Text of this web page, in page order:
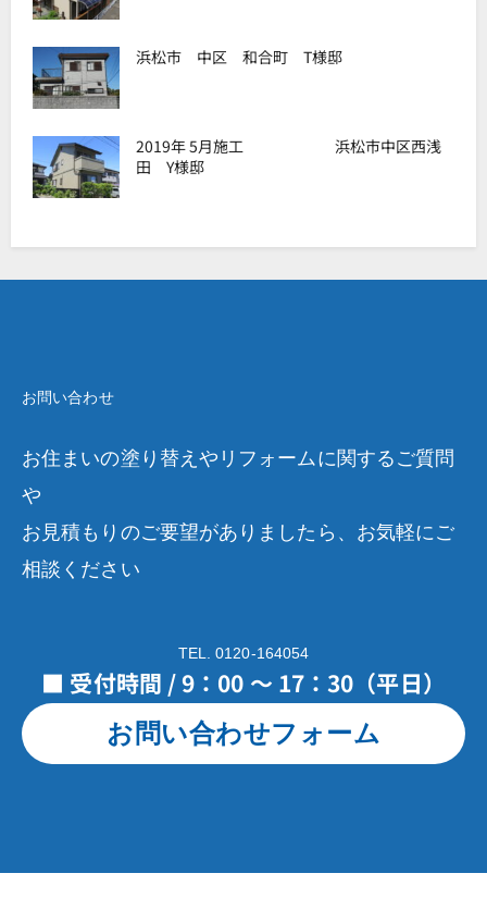
浜松市 中区 和合町 T様邸
2019年 5月施工 浜松市中区西浅
田 Y様邸
お問い合わせ
お住まいの塗り替えやリフォームに関するご質問
や
お見積もりのご要望がありましたら、お気軽にご
相談ください
TEL. 0120-164054
■ 受付時間 / 9：00 ～ 17：30（平日）
お問い合わせフォーム